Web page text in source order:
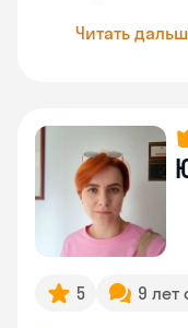
Читать
5 9 лет